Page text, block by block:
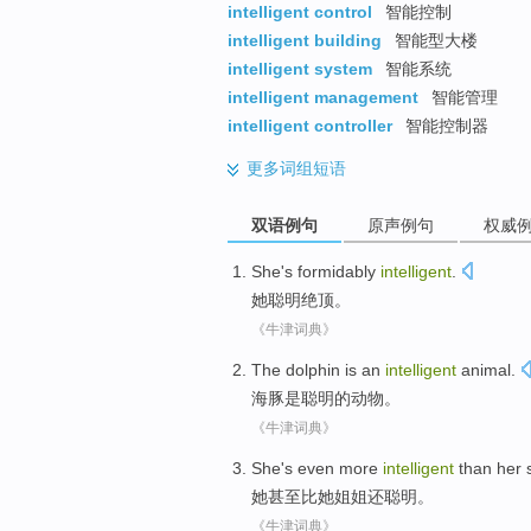
intelligent control
智能控制
intelligent building
智能型大楼
intelligent system
智能系统
intelligent management
智能管理
intelligent controller
智能控制器
更多词组短语
双语例句 原声例句 权威
She's formidably intelligent
她聪明绝顶。
《牛津词典》
The dolphin is an intelligent animal
海豚是聪明的动物。
《牛津词典》
She's even more intelligent than her
她甚至比她姐姐还聪明 。
《牛津词典》